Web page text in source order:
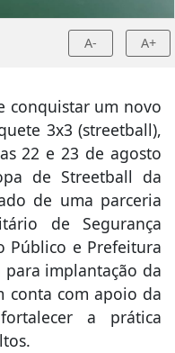
A- A+
conquistar um novo
3x3 (streetball),
22 e 23 de agosto
de Streetball da
de uma parceria
de Segurança
Público e Prefeitura
implantação da
conta com apoio da
a prática